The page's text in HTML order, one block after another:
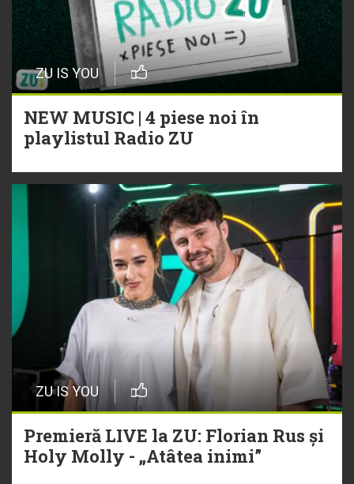
ZU IS YOU
NEW MUSIC | 4 piese noi în
playlistul Radio ZU
ZU IS YOU
Premieră LIVE la ZU: Florian Rus și
Holy Molly - „Atâtea inimi”